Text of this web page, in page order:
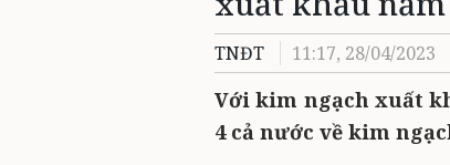
TNĐT 11:17, 28/04/2023
Với kim ngạch xuất
4 cả nước về kim